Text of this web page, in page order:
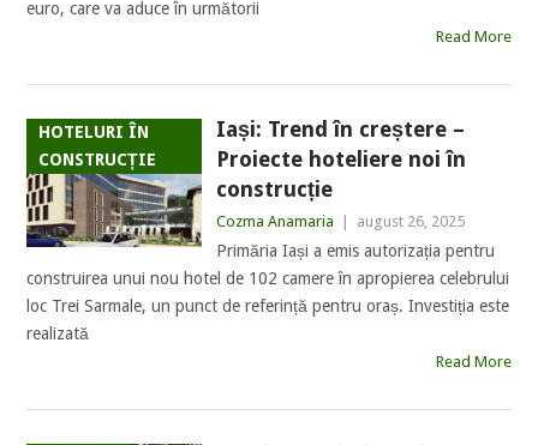
euro, care va aduce în următorii
Read More
HOTELURI ÎN
CONSTRUCȚIE
Iași: Trend în creștere –
Proiecte hoteliere noi în
construcție
Cozma Anamaria august 26, 2025
Primăria Iași a emis autorizația pentru
construirea unui nou hotel de 102 camere în apropierea celebrului
loc Trei Sarmale, un punct de referință pentru oraș. Investiția este
realizată
Read More